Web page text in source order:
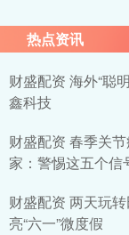
热点资讯
财盛配资 海外“聪
鑫科技
财盛配资 春季关
家：警惕这五个信
财盛配资 两天玩
亮“六一”微度假